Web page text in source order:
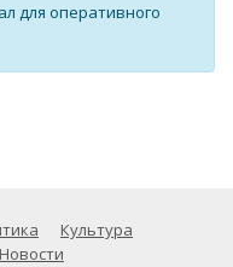
для оперативного
Культура